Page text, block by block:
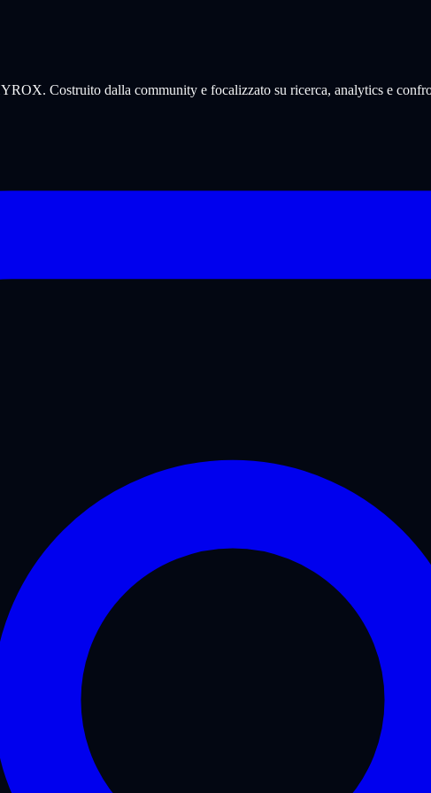
Costruito dalla community e focalizzato su ricerca, analytics e